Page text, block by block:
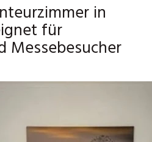
in
für
Messebesucher